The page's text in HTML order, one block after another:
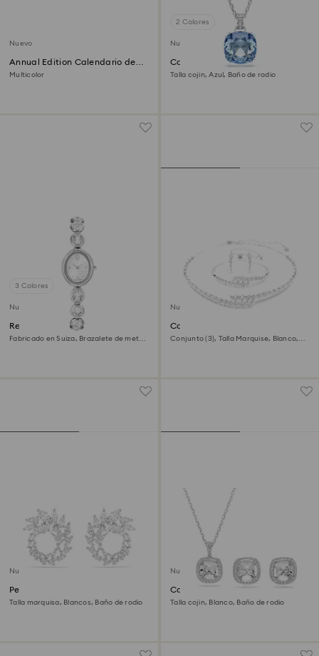
Nuevo
Annual Edition Calendario de
Adviento 2026
Multicolor
2 Colores
Nuevo
Colgante Millenia
Talla cojin, Azul, Baño de rodio
3 Colores
Nuevo
Reloj Imber oval
Fabricado en Suiza, Brazalete de metal,
Nuevo
Conjunto Mesmera
Conjunto (3), Talla Marquise, Blanco,
Nuevo
Pendientes de aro Mesmera
Talla marquisa, Blancos, Baño de rodio
Nuevo
Conjunto Una Angelic
Talla cojin, Blanco, Baño de rodio